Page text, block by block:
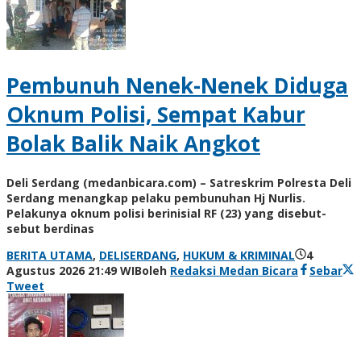
Pembunuh Nenek-Nenek Diduga
Oknum Polisi, Sempat Kabur
Bolak Balik Naik Angkot
Deli Serdang (medanbicara.com) – Satreskrim Polresta Deli
Serdang menangkap pelaku pembunuhan Hj Nurlis.
Pelakunya oknum polisi berinisial RF (23) yang disebut-
sebut berdinas
BERITA UTAMA, DELISERDANG, HUKUM & KRIMINAL
4
Agustus 2026 21:49 WIBoleh Redaksi Medan Bicara
Sebar
Tweet